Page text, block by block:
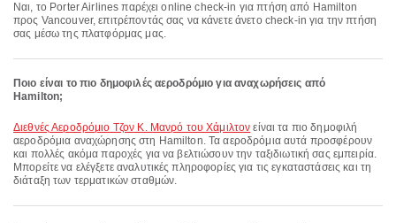
Ναι, το Porter Airlines παρέχει online check-in για πτήση από Hamilton
προς Vancouver, επιτρέποντάς σας να κάνετε άνετο check-in για την πτήση
σας μέσω της πλατφόρμας μας.
Ποιο είναι το πιο δημοφιλές αεροδρόμιο για αναχωρήσεις από
Hamilton;
Διεθνές Αεροδρόμιο Τζον Κ. Μανρό του Χάμιλτον είναι τα πιο δημοφιλή
αεροδρόμια αναχώρησης στη Hamilton. Τα αεροδρόμια αυτά προσφέρουν
και πολλές ακόμα παροχές για να βελτιώσουν την ταξιδιωτική σας εμπειρία.
Μπορείτε να ελέγξετε αναλυτικές πληροφορίες για τις εγκαταστάσεις και τη
διάταξη των τερματικών σταθμών.